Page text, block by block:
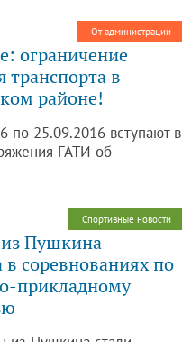
погибших в Тихвине в
Об этом сообщается на
«Петербургский
От администрации
ограничение
транспорта в
районе!
по 25.09.2016 вступают в
ГАТИ об
районе Санкт-
Спортивные новости
Пушкина
в соревнованиях по
прикладному